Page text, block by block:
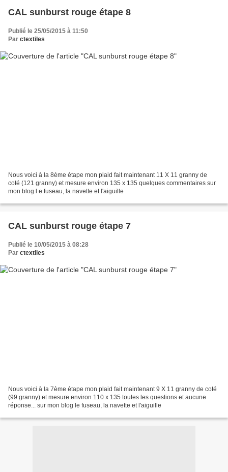
CAL sunburst rouge étape 8
Publié le 25/05/2015 à 11:50
Par ctextiles
Nous voici à la 8ème étape mon plaid fait maintenant 11 X 11 granny de
coté (121 granny) et mesure environ 135 x 135 quelques commentaires sur
mon blog l e fuseau, la navette et l'aiguille
CAL sunburst rouge étape 7
Publié le 10/05/2015 à 08:28
Par ctextiles
Nous voici à la 7ème étape mon plaid fait maintenant 9 X 11 granny de coté
(99 granny) et mesure environ 110 x 135 toutes les questions et aucune
réponse... sur mon blog le fuseau, la navette et l'aiguille